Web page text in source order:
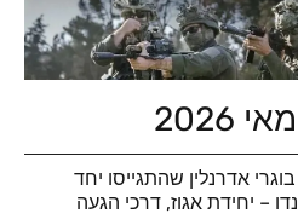
מסלול אגוז מאי 2026 : בוגרי אדרנלין שהתגייסו יחד
– יחידת אגוז, דרכי הגעה